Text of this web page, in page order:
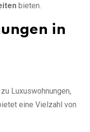
bieten.
in
Luxuswohnungen,
eine Vielzahl von